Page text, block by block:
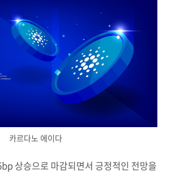
카르다노 에이다
상승으로 마감되면서 긍정적인 전망을